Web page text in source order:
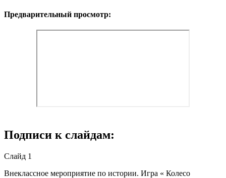
Предварительный просмотр:
Подписи к слайдам:
Слайд 1
Внеклассное мероприятие по истории. Игра « Колесо